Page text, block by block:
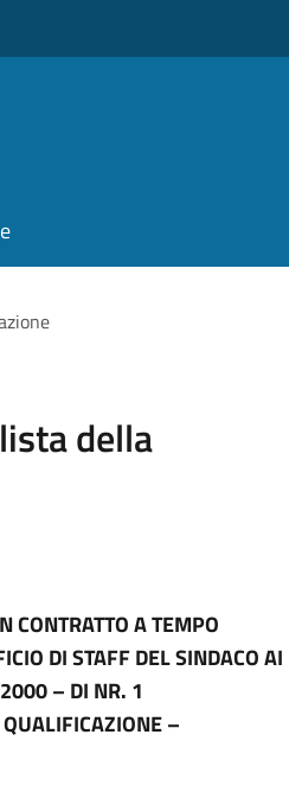
della
CONTRATTO A TEMPO
DI STAFF DEL SINDACO AI
– DI NR. 1
–